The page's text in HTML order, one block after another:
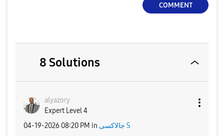
COMMENT
8 Solutions
alyazory
Expert Level 4
‎04-19-2026 08:20 PM in جالاكسى S